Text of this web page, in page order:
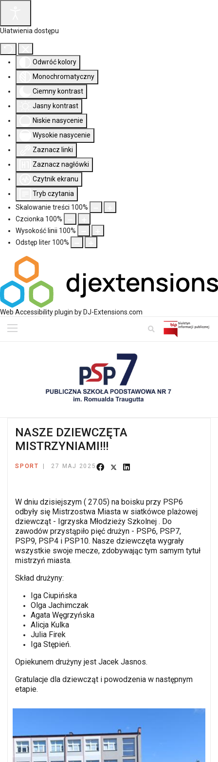
Ułatwienia dostępu
Odwróć kolory
Monochromatyczny
Ciemny kontrast
Jasny kontrast
Niskie nasycenie
Wysokie nasycenie
Zaznacz linki
Zaznacz nagłówki
Czytnik ekranu
Tryb czytania
Skalowanie treści 100%
Czcionka 100%
Wysokość linii 100%
Odstęp liter 100%
Web Accessibility plugin by DJ-Extensions.com
NASZE DZIEWCZĘTA
MISTRZYNIAMI!!!
SPORT 27 MAJ 2025
W dniu dzisiejszym ( 27.05) na boisku przy PSP6
odbyły się Mistrzostwa Miasta w siatkówce plażowej
dziewcząt - Igrzyska Młodzieży Szkolnej . Do
zawodów przystąpiło pięć drużyn - PSP6, PSP7,
PSP9, PSP4 i PSP10. Nasze dziewczęta wygrały
wszystkie swoje mecze, zdobywając tym samym tytuł
mistrzyń miasta.
Skład drużyny:
Iga Ciupińska
Olga Jachimczak
Agata Węgrzyńska
Alicja Kulka
Julia Firek
Iga Stępień.
Opiekunem drużyny jest Jacek Jasnos.
Gratulacje dla dziewcząt i powodzenia w następnym
etapie.